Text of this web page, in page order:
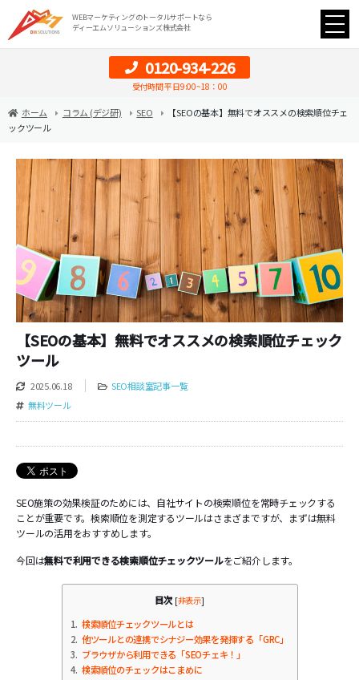
WEBマーケティングのトータルサポートなら
ディーエムソリューションズ株式会社
0120-934-226
受付時間 平日9:00~18：00
ホーム コラム (デジ研) SEO
【SEOの基本】無料でオススメの検索順位チェ
ックツール
【SEOの基本】無料でオススメの検索順位チェック
ツール
2025.06.18
SEO相談室記事一覧
無料ツール
SEO施策の効果検証のためには、自社サイトの検索順位を常時チェックする
ことが重要です。検索順位を測定するツールはさまざまですが、まずは無料
ツールの活用をおすすめします。
今回は無料で利用できる検索順位チェックツールをご紹介します。
目次 [非表示]
1 検索順位チェックツールとは
2 他ツールとの連携でシナジー効果を発揮する「GRC」
3
ブラウザから利用できる「SEOチェキ！」
4 検索順位のチェックはこまめに